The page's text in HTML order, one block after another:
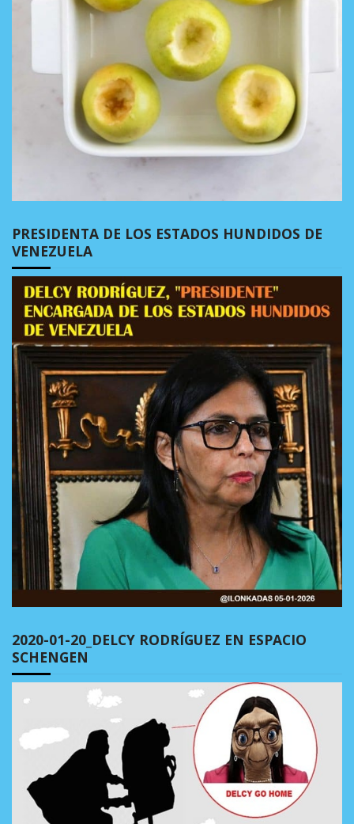
PRESIDENTA DE LOS ESTADOS HUNDIDOS DE
VENEZUELA
2020-01-20_DELCY RODRÍGUEZ EN ESPACIO
SCHENGEN